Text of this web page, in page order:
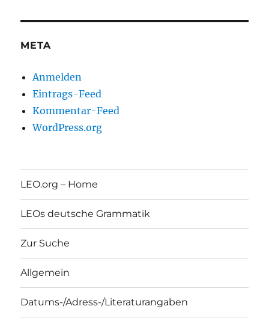
META
Anmelden
Eintrags-Feed
Kommentar-Feed
WordPress.org
LEO.org – Home
LEOs deutsche Grammatik
Zur Suche
Allgemein
Datums-/Adress-/Literaturangaben